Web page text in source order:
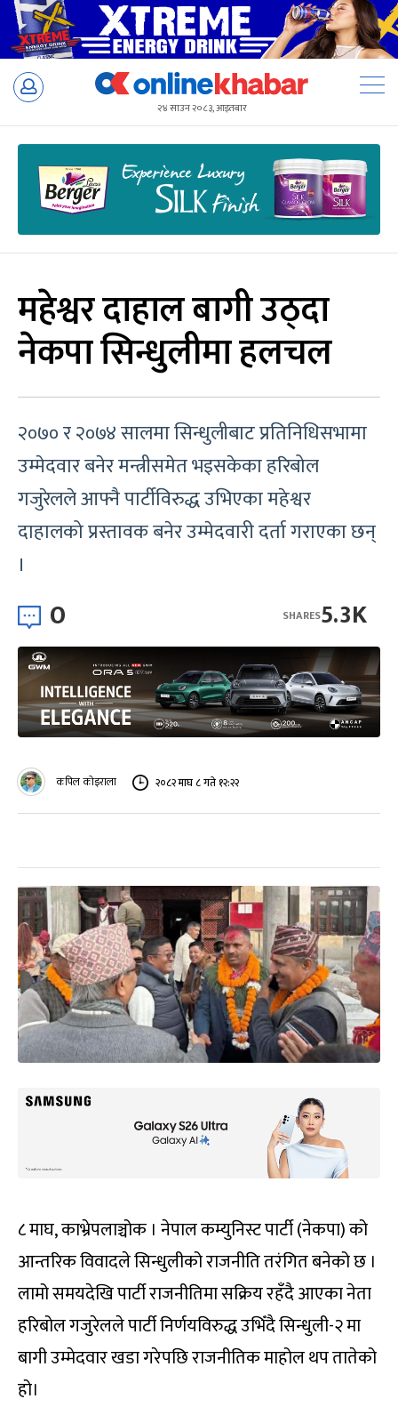
Skip
२४ साउन २०८३, आइतबार
महेश्वर दाहाल बागी उठ्दा
नेकपा सिन्धुलीमा हलचल
२०७० र २०७४ सालमा सिन्धुलीबाट प्रतिनिधिसभामा
उम्मेदवार बनेर मन्त्रीसमेत भइसकेका हरिबोल
गजुरेलले आफ्नै पार्टीविरुद्ध उभिएका महेश्वर
दाहालको प्रस्तावक बनेर उम्मेदवारी दर्ता गराएका छन्
।
0 5.3K
SHARES
कपिल कोइराला २०८२ माघ ८ गते १२:२२
८ माघ, काभ्रेपलाञ्चोक । नेपाल कम्युनिस्ट पार्टी (नेकपा) को
आन्तरिक विवादले सिन्धुलीको राजनीति तरंगित बनेको छ ।
लामो समयदेखि पार्टी राजनीतिमा सक्रिय रहँदै आएका नेता
हरिबोल गजुरेलले पार्टी निर्णयविरुद्ध उभिँदै सिन्धुली-२ मा
बागी उम्मेदवार खडा गरेपछि राजनीतिक माहोल थप तातेको
हो।